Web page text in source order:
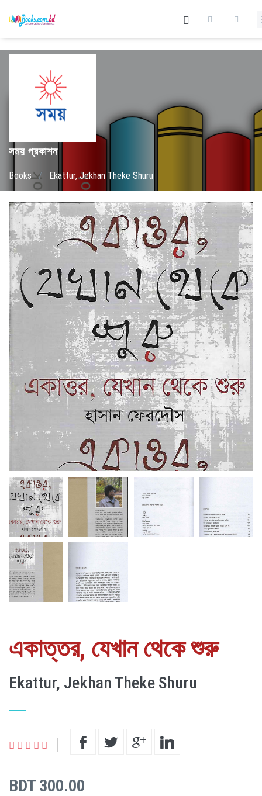
সময় প্রকাশন
Books / Ekattur, Jekhan Theke Shuru
একাত্তর, যেখান থেকে শুরু
Ekattur, Jekhan Theke Shuru
BDT 300.00